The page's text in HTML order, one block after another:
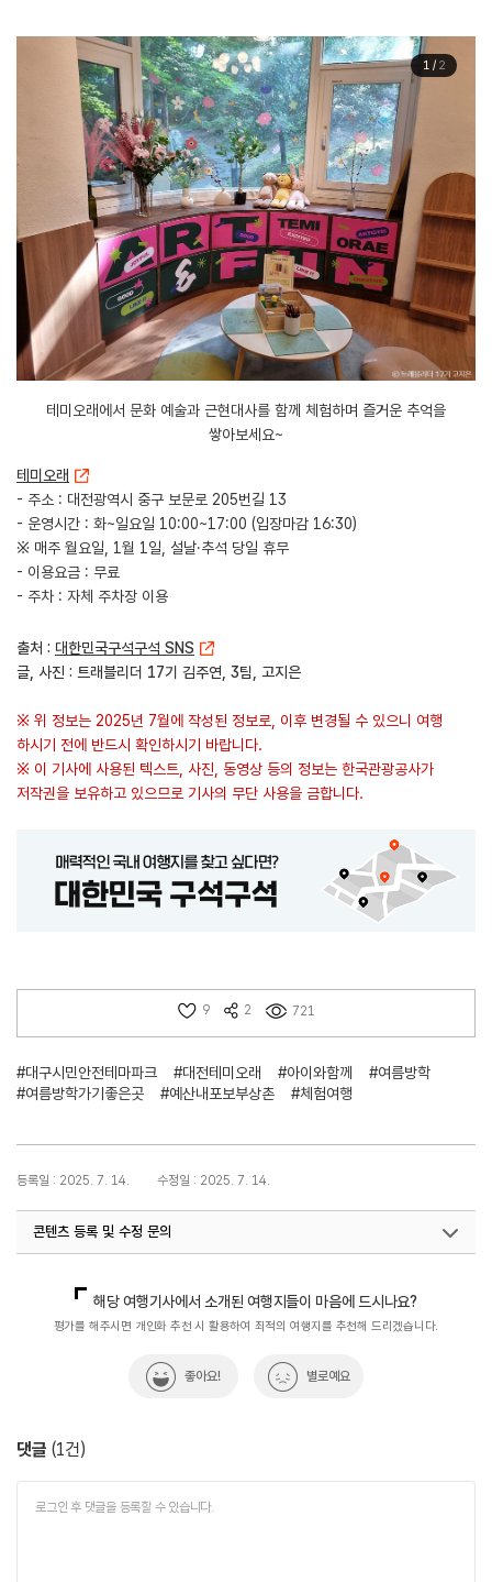
1/ 2
테미오래에서 문화 예술과 근현대사를 함께 체험하며 즐거운 추억을
쌓아보세요~
테미오래
- 주소 : 대전광역시 중구 보문로 205번길 13
- 운영시간 : 화~일요일 10:00~17:00 (입장마감 16:30)
※ 매주 월요일, 1월 1일, 설날·추석 당일 휴무
- 이용요금 : 무료
- 주차 : 자체 주차장 이용
출처 : 대한민국구석구석 SNS
글, 사진 : 트래블리더 17기 김주연, 3팀, 고지은
※ 위 정보는 2025년 7월에 작성된 정보로, 이후 변경될 수 있으니 여행
하시기 전에 반드시 확인하시기 바랍니다.
※ 이 기사에 사용된 텍스트, 사진, 동영상 등의 정보는 한국관광공사가
저작권을 보유하고 있으므로 기사의 무단 사용을 금합니다.
9 2 721
#대구시민안전테마파크 #대전테미오래 #아이와함께
#여름방학
#여름방학가기좋은곳
#예산내포보부상촌 #체험여행
등록일 : 2025. 7. 14. 수정일 : 2025. 7. 14.
콘텐츠 등록 및 수정 문의
해당 여행기사에서 소개된 여행지들이 마음에 드시나요?
평가를 해주시면 개인화 추천 시 활용하여 최적의 여행지를 추천해 드리겠습니다.
좋아요! 별로예요
댓글 (1건)